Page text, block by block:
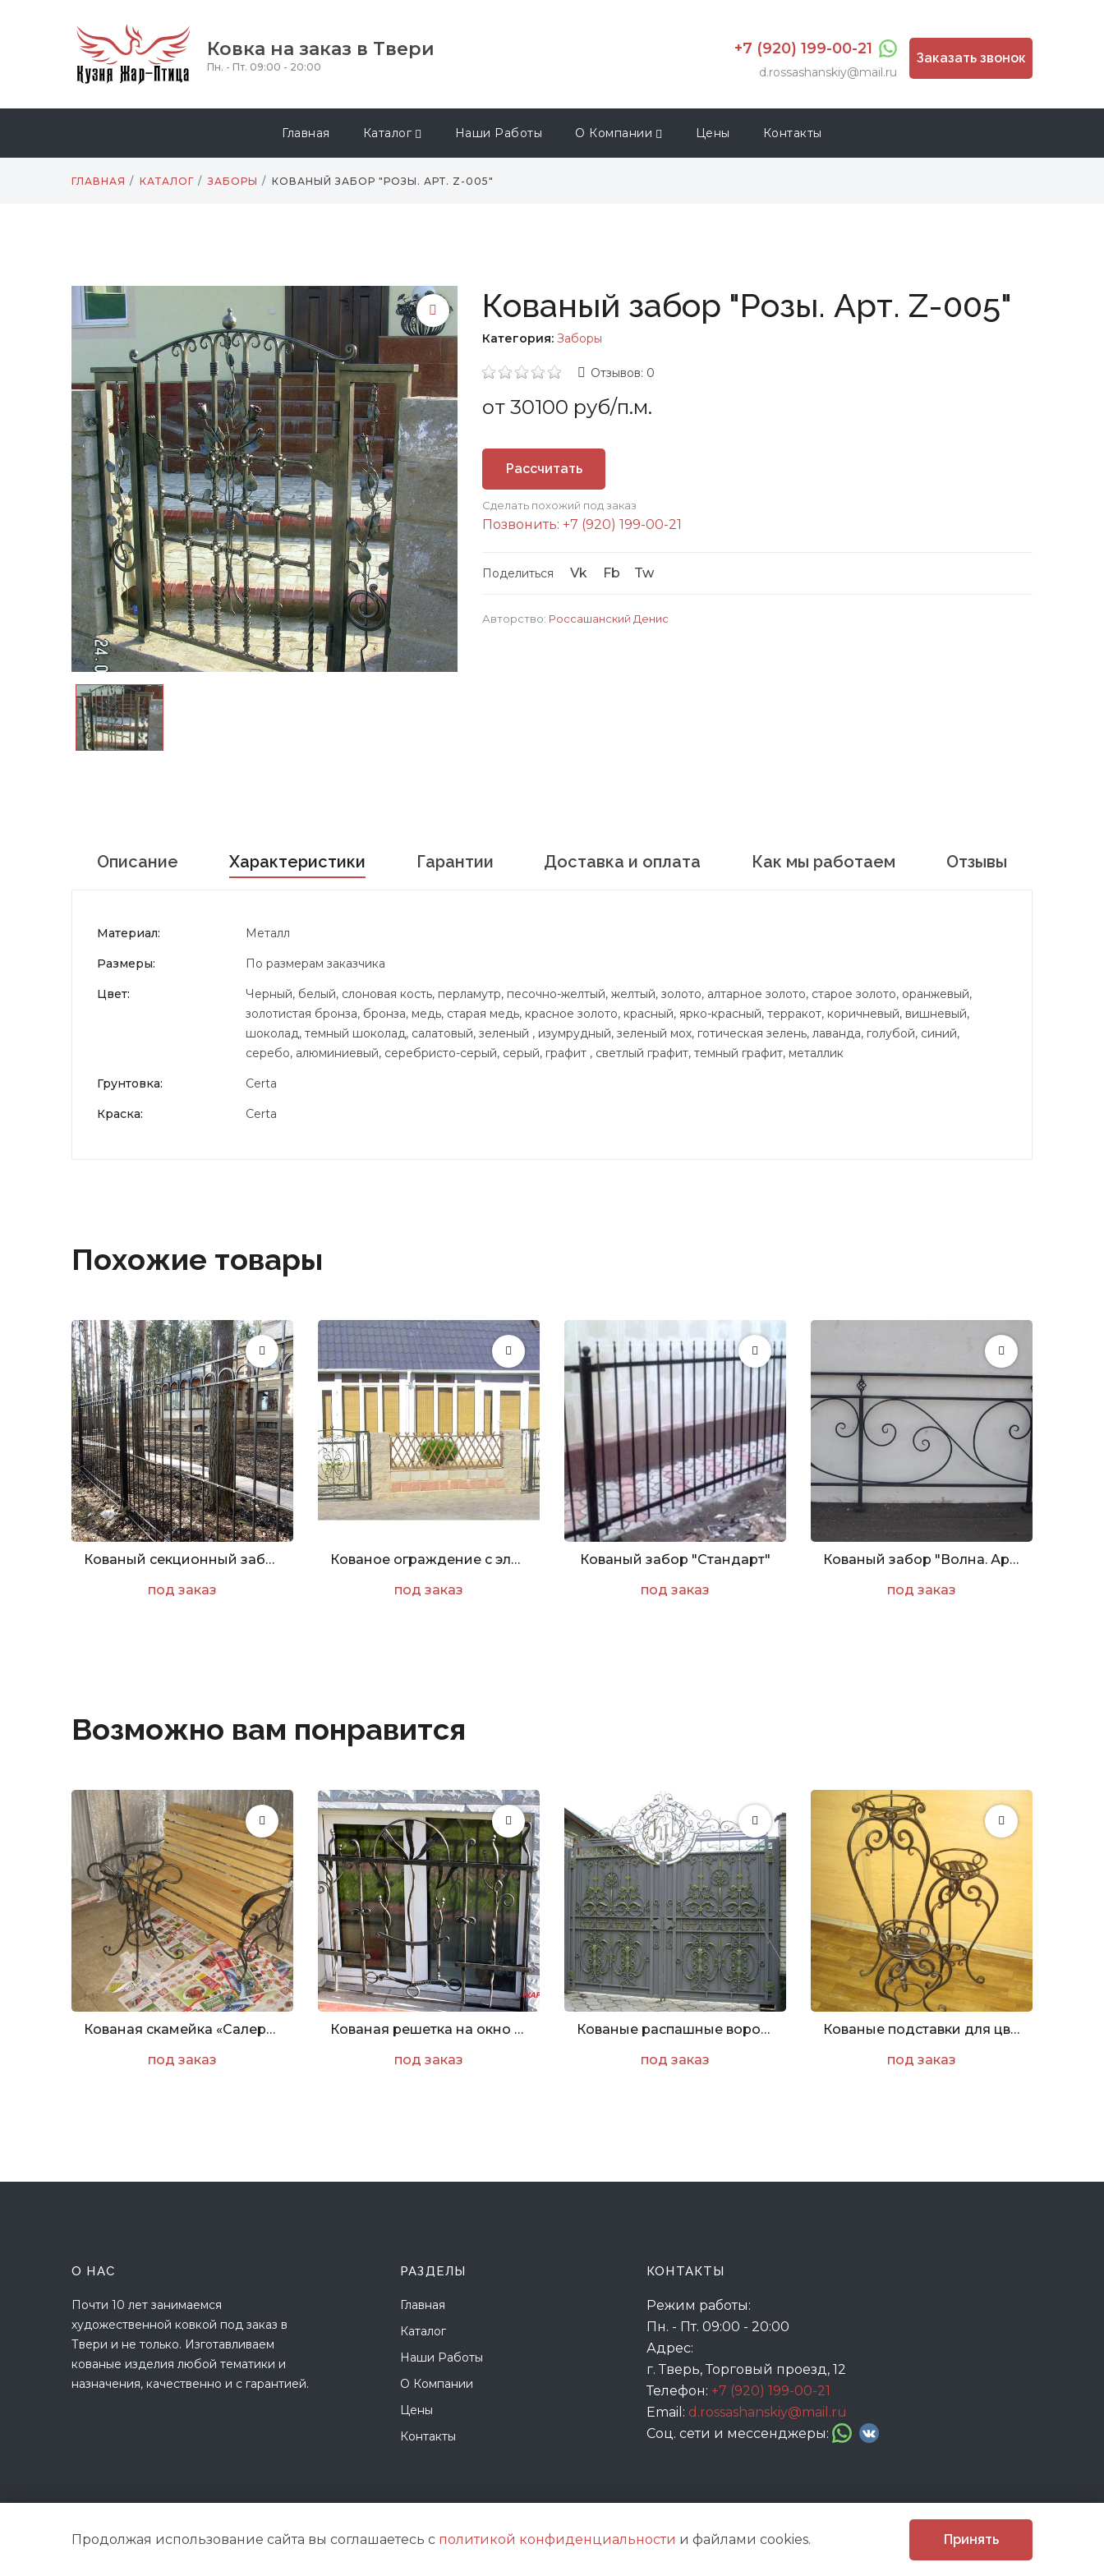
Ковка на заказ в Твери
Пн. - Пт. 09:00 - 20:00
+7 (920) 199-00-21
d.rossashanskiy@mail.ru
Заказать звонок
Главная Каталог Наши Работы О Компании Цены Контакты
ГЛАВНАЯ КАТАЛОГ ЗАБОРЫ КОВАНЫЙ ЗАБОР "РОЗЫ. АРТ. Z-005"
Кованый забор "Розы. Арт. Z-005"
Категория: Заборы
Отзывов: 0
от 30100 руб/п.м.
Рассчитать
стоимость
Сделать похожий под заказ
Позвонить: +7 (920) 199-00-21
Поделиться Vk Fb Tw
Авторство: Россашанский Денис
Описание Характеристики Гарантии Доставка и оплата Как мы работаем Отзывы
Материал: Металл
Размеры: По размерам заказчика
Цвет:
Черный, белый, слоновая кость, перламутр, песочно-желтый, желтый, золото, алтарное золото, старое золото, оранжевый,
золотистая бронза, бронза, медь, старая медь, красное золото, красный, ярко-красный, терракот, коричневый, вишневый,
шоколад, темный шоколад, салатовый, зеленый , изумрудный, зеленый мох, готическая зелень, лаванда, голубой, синий,
серебо, алюминиевый, серебристо-серый, серый, графит , светлый графит, темный графит, металлик
Грунтовка: Certa
Краска: Certa
Похожие товары
Кованый секционный забор «Модерн. Арт. Z-009»
под заказ
Кованое ограждение с элементами дерева Арт. Z-006
под заказ
Кованый забор "Стандарт"
под заказ
Кованый забор "Волна. Арт. Z-002"
под заказ
Возможно вам понравится
Кованая скамейка «Салерно»
под заказ
Кованая решетка на окно "Весна"
под заказ
Кованые распашные ворота с вензелем
под заказ
Кованые подставки для цветов - 3шт
под заказ
О НАС
Почти 10 лет занимаемся
художественной ковкой под заказ в
Твери и не только. Изготавливаем
кованые изделия любой тематики и
назначения, качественно и с гарантией.
РАЗДЕЛЫ
Главная
Каталог
Наши Работы
О Компании
Цены
Контакты
КОНТАКТЫ
Режим работы:
Пн. - Пт. 09:00 - 20:00
Адрес:
г. Тверь, Торговый проезд, 12
Телефон: +7 (920) 199-00-21
Email: d.rossashanskiy@mail.ru
Соц. сети и мессенджеры:
Продолжая использование сайта вы соглашаетесь с политикой конфиденциальности и файлами cookies. Принять